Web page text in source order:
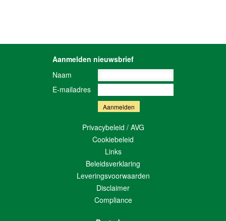
Aanmelden nieuwsbrief
Naam
E-mailadres
Privacybeleid / AVG
Cookiebeleid
Links
Beleidsverklaring
Leveringsvoorwaarden
Disclaimer
Compliance